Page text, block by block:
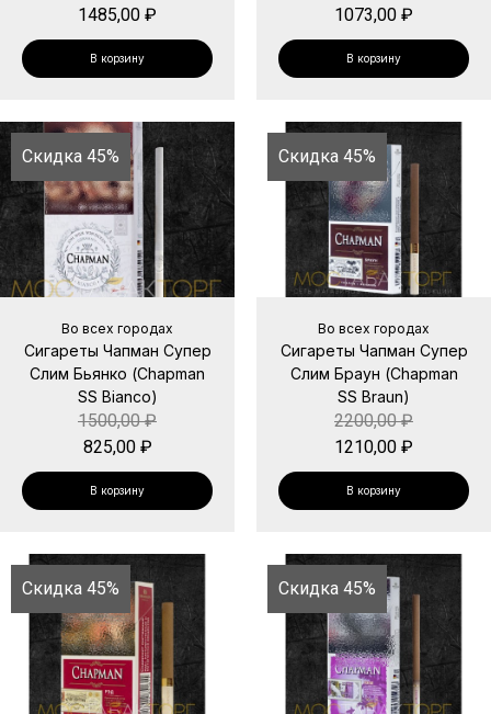
1485,00 ₽
В корзину
1073,00 ₽
В корзину
Скидка 45%
Во всех городах
Сигареты Чапман Супер
Слим Бьянко (Chapman
SS Bianco)
1500,00₽
825,00 ₽
В корзину
Скидка 45%
Во всех городах
Сигареты Чапман Супер
Слим Браун (Chapman
SS Braun)
2200,00₽
1210,00 ₽
В корзину
Скидка 45% Скидка 45%